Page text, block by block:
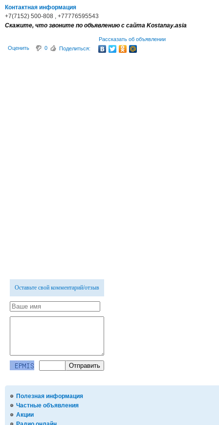
Полезная информация
Частные объявления
Акции
Контактная информация
+7(7152) 500-808 , +77776595543
Скажите, что звоните по объявлению с сайта Kostanay.asia
Рассказать об объявлении
Оценить
0 Поделиться:
Оставьте свой комментарий/отзыв